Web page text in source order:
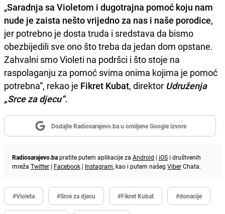
„Saradnja sa Violetom i dugotrajna pomoć koju nam
nude je zaista nešto vrijedno za nas i naše porodice,
jer potrebno je dosta truda i sredstava da bismo
obezbijedili sve ono što treba da jedan dom opstane.
Zahvalni smo Violeti na podršci i što stoje na
raspolaganju za pomoć svima onima kojima je pomoć
potrebna“, rekao je Fikret Kubat, direktor Udruženja
„Srce za djecu“.
Dodajte Radiosarajevo.ba u omiljene Google izvore
Radiosarajevo.bapratite putem aplikacije za Android | iOS i društvenih
mreža Twitter | Facebook | Instagram, kao i putem našeg ViberChata.
#Violeta #Srce za djecu #Fikret Kubat #donacije